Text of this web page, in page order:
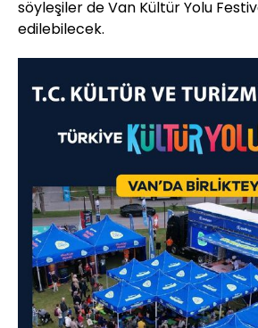
söyleşiler de Van Kültür Yolu
edilebilecek.